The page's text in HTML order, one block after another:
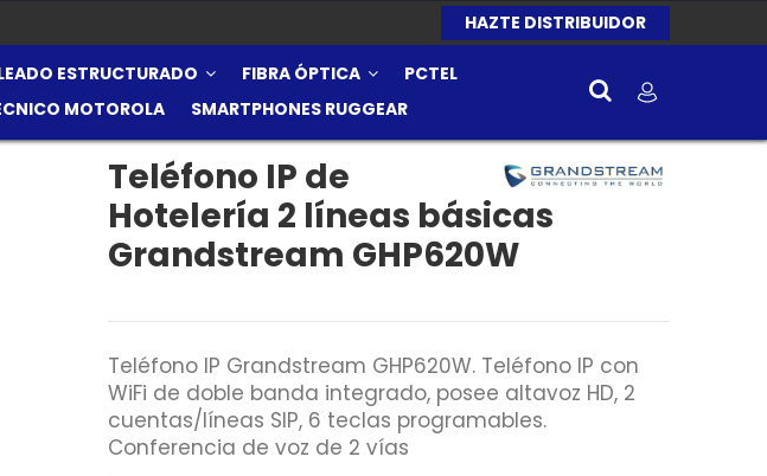
HAZTE DISTRIBUIDOR
ESTRUCTURADO FIBRA ÓPTICA
PCTEL
MOTOROLA SMARTPHONES RUGGEAR
Teléfono IP de
Hotelería 2 líneas básicas
Grandstream GHP620W
Teléfono IP Grandstream GHP620W. Teléfono IP con
WiFi de doble banda integrado, posee altavoz HD, 2
cuentas/líneas SIP, 6 teclas programables.
Conferencia de voz de 2 vías